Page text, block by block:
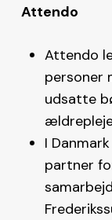
Attendo
Attendo
personer
udsatte
I
partner